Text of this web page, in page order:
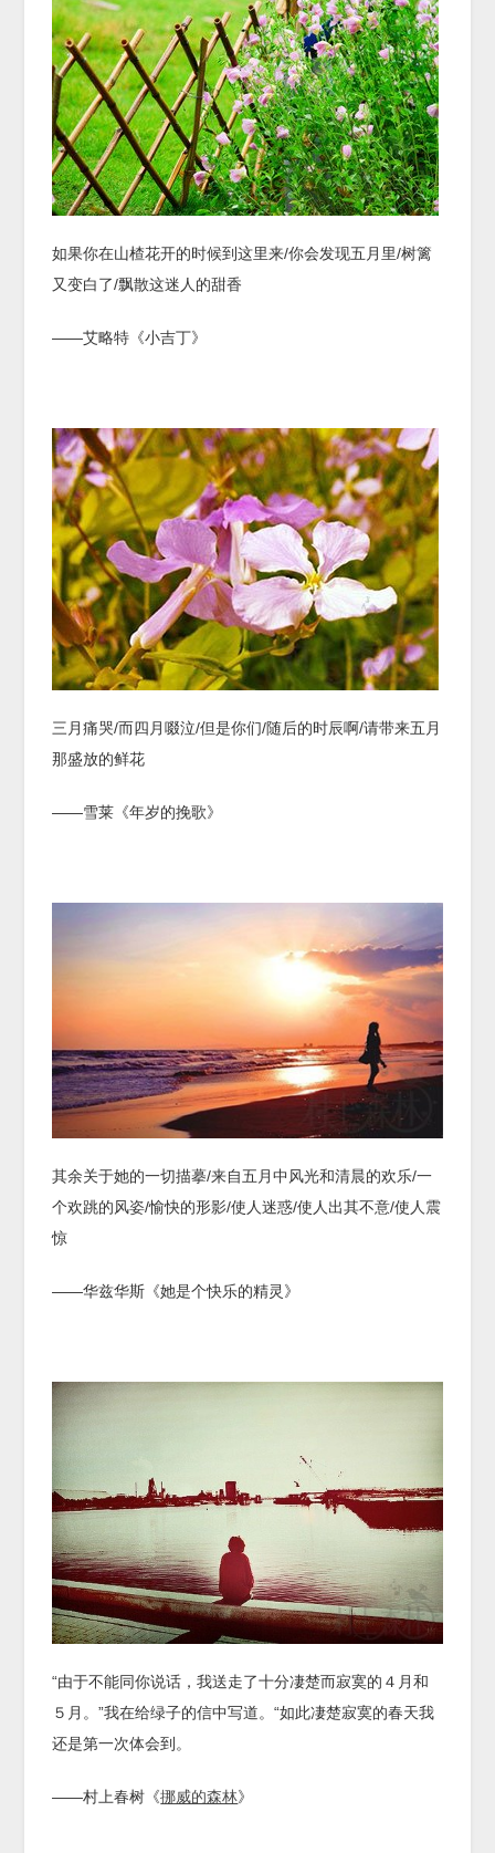
如果你在山楂花开的时候到这里来/你会发现五月里/树篱
又变白了/飘散这迷人的甜香
——艾略特《小吉丁》
三月痛哭/而四月啜泣/但是你们/随后的时辰啊/请带来五月
那盛放的鲜花
——雪莱《年岁的挽歌》
其余关于她的一切描摹/来自五月中风光和清晨的欢乐/一
个欢跳的风姿/愉快的形影/使人迷惑/使人出其不意/使人震
惊
——华兹华斯《她是个快乐的精灵》
“由于不能同你说话，我送走了十分凄楚而寂寞的４月和
５月。”我在给绿子的信中写道。“如此凄楚寂寞的春天我
还是第一次体会到。
——村上春树《挪威的森林》